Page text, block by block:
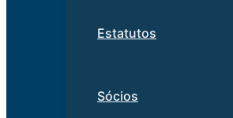
Estatutos
Sócios